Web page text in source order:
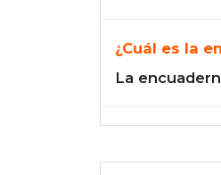
¿Cuál es la
La